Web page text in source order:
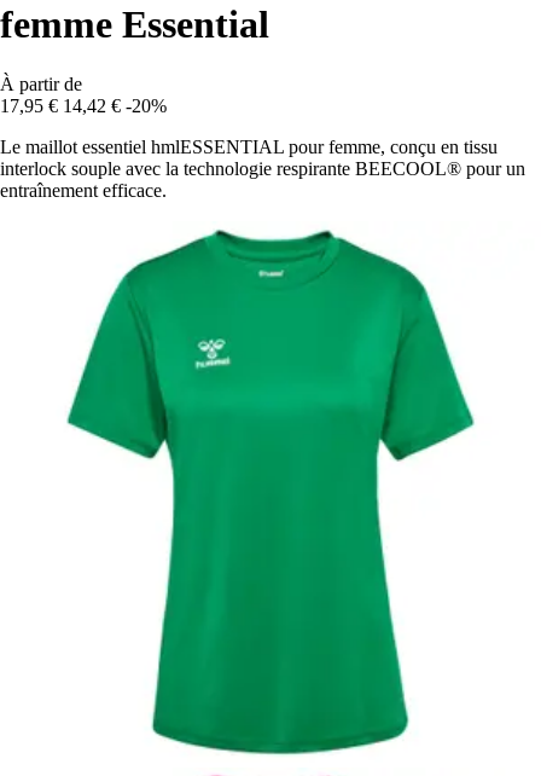
femme Essential
À partir de
17,95 € 14,42 € -20%
Le maillot essentiel hmlESSENTIAL pour femme, conçu en tissu
interlock souple avec la technologie respirante BEECOOL® pour un
entraînement efficace.